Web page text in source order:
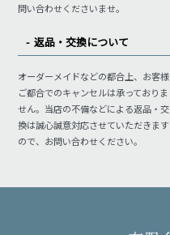
問い合わせくださいませ。
返品・交換について
オーダーメイドなどの都合上、お客様
ご都合でのキャンセルは承っておりま
せん。当店の不備などによる返品・交
換は誠心誠意対応させていただきます
ので、お問い合わせください。